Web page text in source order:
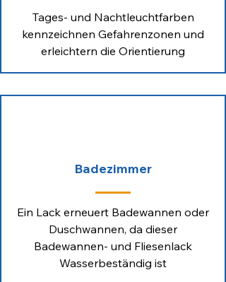
Tages- und Nachtleuchtfarben
kennzeichnen Gefahrenzonen und
erleichtern die Orientierung
Badezimmer
Ein Lack erneuert Badewannen oder
Duschwannen, da dieser
Badewannen- und Fliesenlack
Wasserbeständig ist